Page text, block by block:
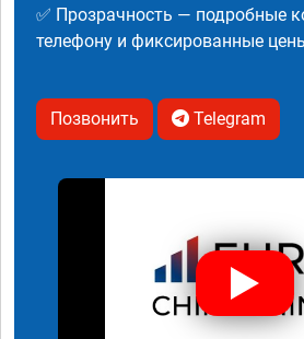
✅ Прозрачность — подробные
телефону и фиксированные
Позвонить Telegram